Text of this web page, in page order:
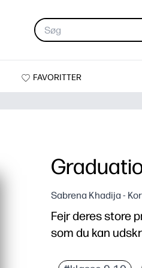
FAVORITTER
Sabrena Khadija -
Fejr deres store
som du kan